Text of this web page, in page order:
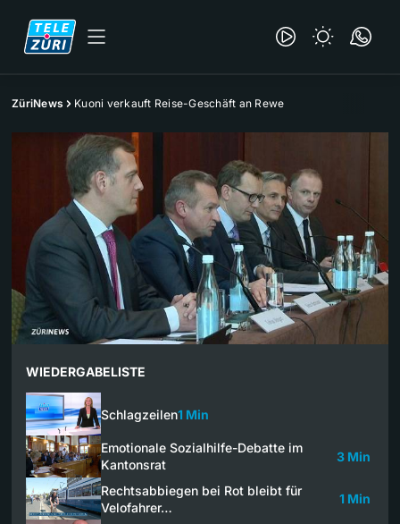
ZüriNews Kuoni verkauft Reise-Geschäft an Rewe
WIEDERGABELISTE
Schlagzeilen1 Min
Emotionale Sozialhilfe-Debatte im
Kantonsrat
3 Min
Rechtsabbiegen bei Rot bleibt für
Velofahrer…
1 Min